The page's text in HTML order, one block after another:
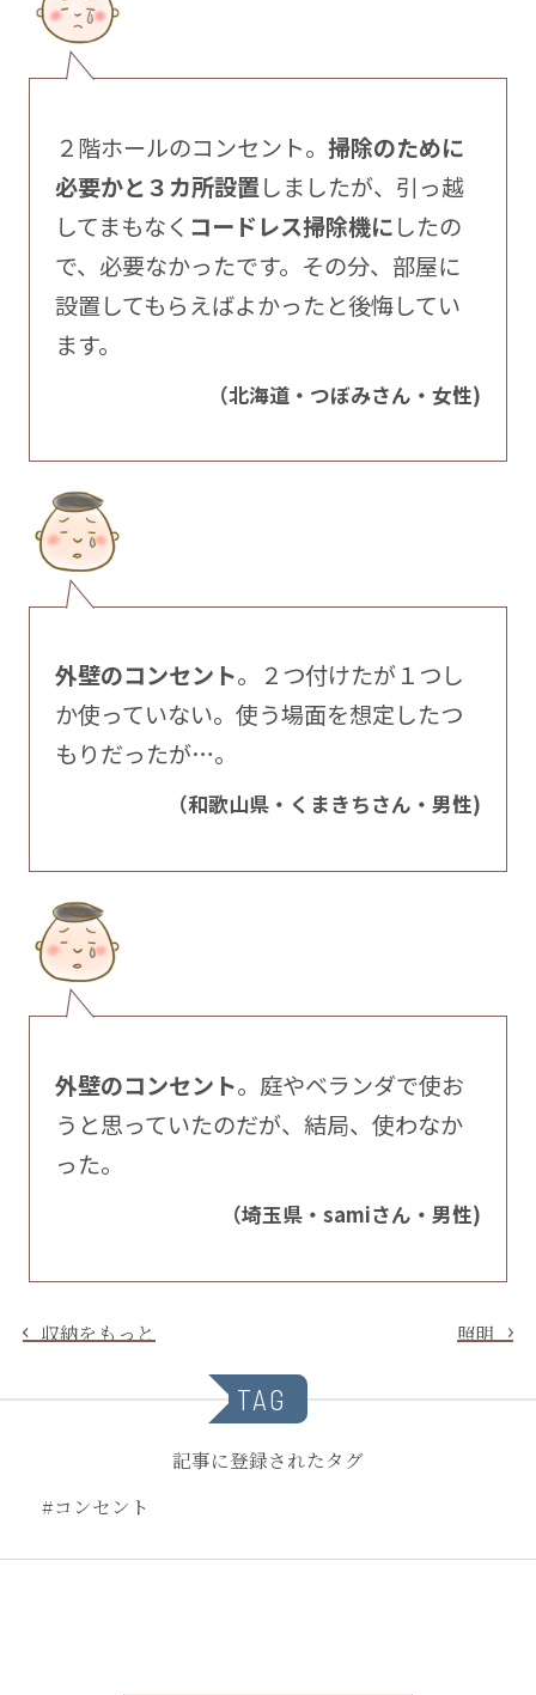
２階ホールのコンセント。 掃除のために
必要かと３カ所設置しましたが、引っ越
してまもなく コードレス掃除機にしたの
で、必要なかったです。その分、部屋に
設置してもらえばよかったと後悔してい
ます。
（北海道・つぼみさん・女性)
外壁のコンセント。２つ付けたが１つし
か使っていない。使う場面を想定したつ
もりだったが…。
（和歌山県・くまきちさん・男性)
外壁のコンセント。庭やベランダで使お
うと思っていたのだが、結局、使わなか
った。
（埼玉県・samiさん・男性)
収納をもっと 照明
TAG
記事に登録されたタグ
#コンセント